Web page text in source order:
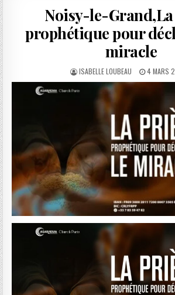
Noisy-le-
prophétique pour
miracle
AUTHOR:
ISABELLE LOUBEAU
DATE:
4 MARS